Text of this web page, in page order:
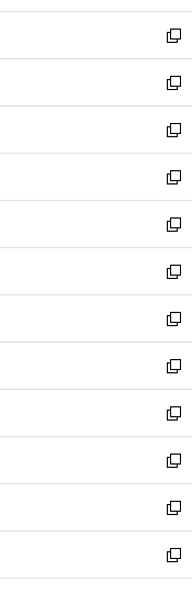
開
く
ウ
で
開
く
ン
ド
ウ
で
開
く
ウ
ィ
ン
ド
ウ
で
開
く
新
し
い
ウ
ィ
ン
ド
ウ
で
開
く
新
し
い
ウ
ィ
ン
ド
ウ
で
開
く
新
し
い
ウ
ィ
ン
ド
ウ
で
開
く
新
し
い
ウ
ィ
ン
ド
ウ
で
開
く
新
し
い
ウ
ィ
ン
ド
ウ
で
開
く
新
し
い
ウ
ィ
ン
ド
ウ
で
開
く
新
し
い
ウ
ィ
ン
ド
ウ
で
開
く
新
し
い
ウ
ィ
ン
ド
ウ
で
開
新
し
い
ウ
ィ
ン
ド
ウ
新
し
い
ウ
ィ
ン
新
し
い
ウ
新
し